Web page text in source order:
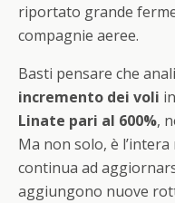
riportato grande
compagnie aeree.
Basti pensare che
incremento dei voli
Linate pari al 600%,
Ma non solo, è l’intera
continua ad
aggiungono nuove